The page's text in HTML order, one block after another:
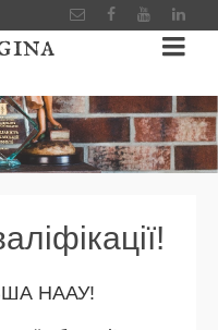
ВША НААУ!